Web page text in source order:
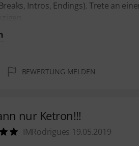
Intros, Endings). Trete an
BEWERTUNG MELDEN
nur Ketron!!!
IMRodrigues 19.05.2019